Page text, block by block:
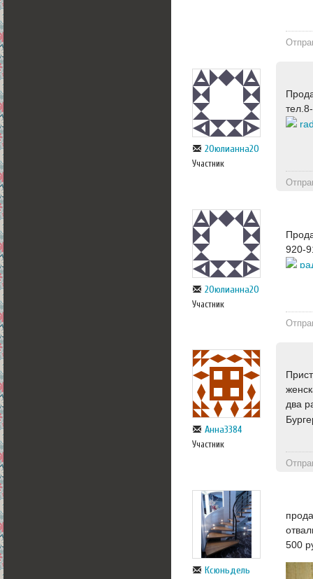
20юлианна20
Участник
20юлианна20
Участник
920-
Анна3384
Участник
два
Ксюньдель
500